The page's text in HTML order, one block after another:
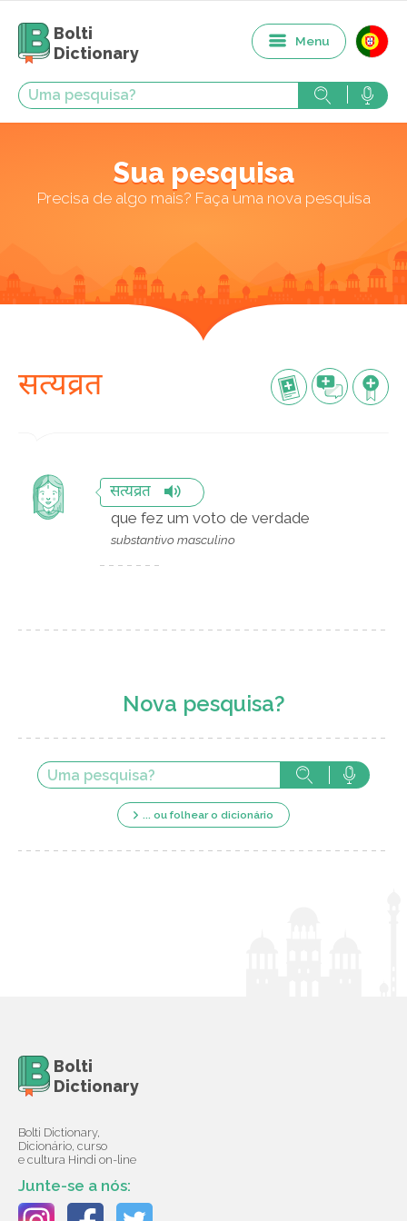
Bolti
Dictionary
Menu
Sua pesquisa
Precisa de algo mais? Faça uma nova pesquisa
सत्यव्रत
सत्यव्रत
que fez um voto de verdade
substantivo masculino
Nova pesquisa?
... ou folhear o dicionário
Bolti
Dictionary
Bolti Dictionary,
Dicionário, curso
e cultura Hindi on-line
Junte-se a nós: